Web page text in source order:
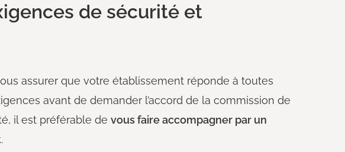
de sécurité et
assurer que votre établissement réponde à toutes
avant de demander l’accord de la commission de
il est préférable devous faire accompagner par un
.